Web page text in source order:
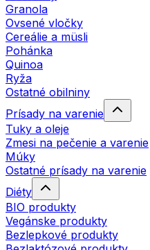
Granola
Ovsené vločky
Cereálie a müsli
Pohánka
Quinoa
Ryža
Ostatné obilniny
Prísady na varenie
Tuky a oleje
Zmesi na pečenie a varenie
Múky
Ostatné prísady na varenie
Diéty
BIO produkty
Vegánske produkty
Bezlepkové produkty